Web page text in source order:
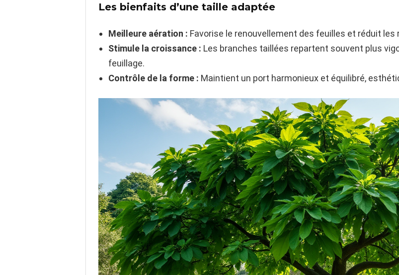
Les bienfaits d’une taille adaptée
Meilleure aération : Favorise le renouvellement des feuilles et réduit les
Stimule la croissance : Les branches taillées repartent souvent plus
feuillage.
Contrôle de la forme : Maintient un port harmonieux et équilibré,